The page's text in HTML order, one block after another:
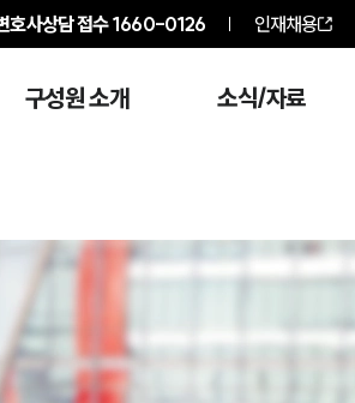
호사상담 접수1660-0126 인재채용
구성원 소개 소식/자료